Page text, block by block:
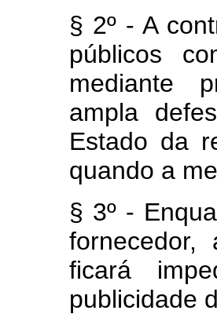
§ 2º - A
públicos
mediante
ampla
Estado da
quando a
§ 3º -
ficará
publicidade